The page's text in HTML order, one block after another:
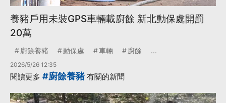
養豬戶用未裝GPS車輛載廚餘 新北動保處開罰
20萬
廚餘養豬 動保處 車輛 廚餘 ...
2026/5/26 12:35
閱讀更多 #廚餘養豬 有關的新聞